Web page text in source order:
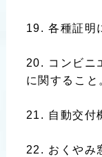
各種証明
コンビニ
に関すること
自動交付
おくやみ